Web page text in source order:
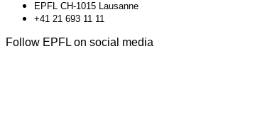
EPFL CH-1015 Lausanne
+41 21 693 11 11
Follow EPFL on social media